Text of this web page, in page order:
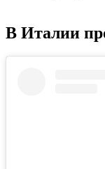
В Италии